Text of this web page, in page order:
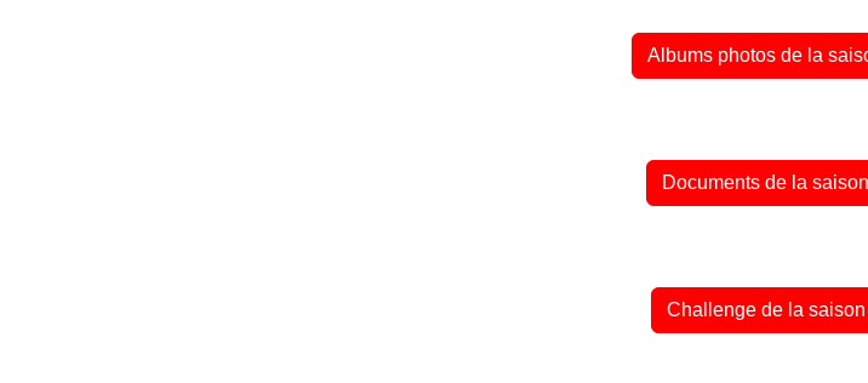
Albums photos de la
Documents de la
Challenge de la